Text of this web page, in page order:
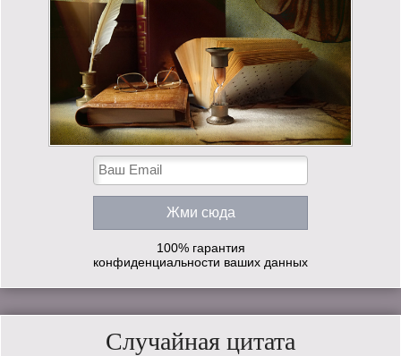
100% гарантия
конфиденциальности ваших данных
Случайная цитата